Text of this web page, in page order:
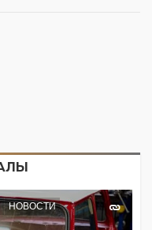
НОВОСТИ